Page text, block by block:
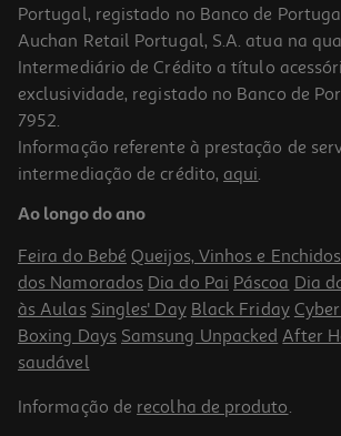
Sticks Perfumados Jasmim Qilive Para Aspirador
2.99 €/un
2,99 €
Portugal, registado no Banco de
Auchan Retail Portugal, S.A. atua na
Intermediário de Crédito a título
exclusividade, registado no Banco de
7952.
Informação referente à prestação de
intermediação de crédito, aqui.
Ao longo do ano
Feira do Bebé Queijos, Vinhos e Enchidos
dos Namorados Dia do Pai Páscoa Dia
às Aulas Singles' Day Black Friday
Boxing Days Samsung Unpacked After
saudável
Informação de recolha de produto.